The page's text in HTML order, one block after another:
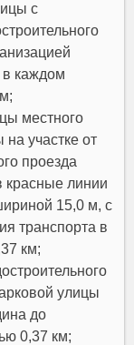
с
в каждом
местного
участке от
проезда
красные линии
15,0 м, с
транспорта в
км;
улицы
до
0,37 км;